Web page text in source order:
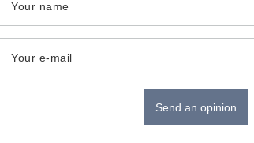
Your name
Your e-mail
Send an opinion